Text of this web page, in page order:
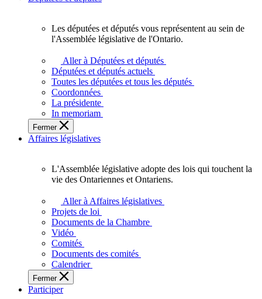
députés
vous
représentent
sein
de
l'Assemblée
législative
l'Ontario.
Les députées et députés vous représentent au sein de
l'Assemblée législative de l'Ontario.
Aller à Députées et députés
Députées et députés actuels
Toutes les députées et tous les députés
Coordonnées
La présidente
In memoriam
Fermer
Affaires législatives
L'Assemblée
adopte
touchent
des
Ontariennes
et
L'Assemblée législative adopte des lois qui touchent la
vie des Ontariennes et Ontariens.
Aller à Affaires législatives
Projets de loi
Documents de la Chambre
Vidéo
Comités
Documents des comités
Calendrier
Fermer
Participer